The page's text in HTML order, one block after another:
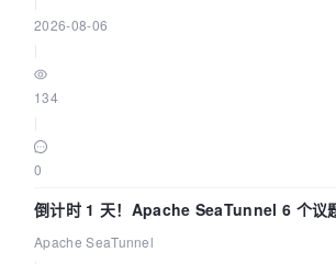
2026-08-06
134
0
倒计时 1 天！Apache SeaTunnel 6 个议
Community Over Code Asia 2026
Apache SeaTunnel